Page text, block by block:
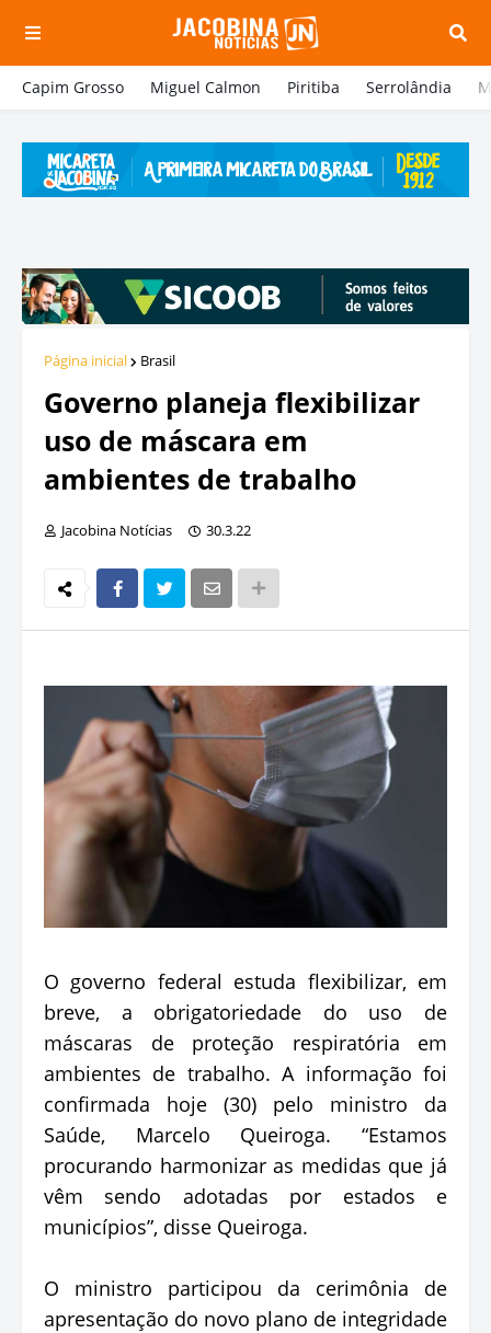
Capim Grosso Miguel Calmon Piritiba Serrolândia
Página inicial Brasil
Governo planeja flexibilizar
uso de máscara em
ambientes de trabalho
Jacobina Notícias 30.3.22
O governo federal estuda flexibilizar, em
breve, a obrigatoriedade do uso de
máscaras de proteção respiratória em
ambientes de trabalho. A informação foi
confirmada hoje (30) pelo ministro da
Saúde, Marcelo Queiroga. “Estamos
procurando harmonizar as medidas que já
vêm sendo adotadas por estados e
municípios”, disse Queiroga.
O ministro participou da cerimônia de
apresentação do novo plano de integridade